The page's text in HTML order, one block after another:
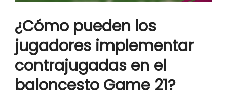
¿Cómo pueden los
jugadores implementar
contrajugadas en el
baloncesto Game 21?